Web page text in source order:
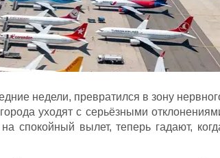
недели, превратился в зону
уходят с серьёзными
спокойный вылет, теперь гадают,